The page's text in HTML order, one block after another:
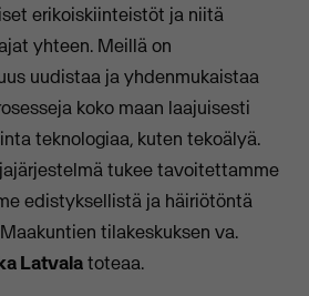
erikoiskiinteistöt ja niitä
yhteen. Meillä on
uudistaa ja yhdenmukaistaa
koko maan laajuisesti
teknologiaa, kuten tekoälyä.
tukee tavoitettamme
edistyksellistä ja häiriötöntä
tilakeskuksen va.
Latvalatoteaa.